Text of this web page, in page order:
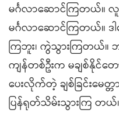
မင်္ဂလာဆောင်ကြတယ်
မင်္ဂလာဆောင်ကြတယ်။
ကြဘူး၊ ကွဲသွားကြတယ်။
ကျန်တစ်ဦးက မချစ်နိုင်တ
ပေးလိုက်တဲ့ ချစ်ခြင်းမ
ပြန်ရုတ်သိမ်းသွားကြ တယ်